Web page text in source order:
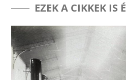
EZEK A CIKKEK IS